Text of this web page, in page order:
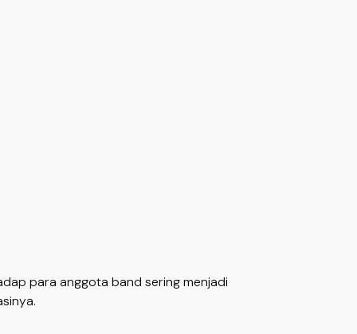
para anggota band sering menjadi